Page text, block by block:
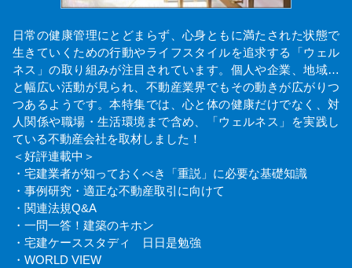
日常の健康管理にとどまらず、心身ともに満たされた状態で
生きていくための行動やライフスタイルを追求する「ウェル
ネス」の取り組みが注目されています。個人や企業、地域…
と幅広い活動が見られ、不動産業界でもその動きが広がりつ
つあるようです。本特集では、心と体の健康だけでなく、対
人関係や職場・生活環境まで含め、「ウェルネス」を実践し
ている不動産会社を取材しました！
＜好評連載中＞
・宅建業者が知っておくべき「重説」に必要な基礎知識
・事例研究・適正な不動産取引に向けて
・関連法規Q&A
・一問一答！建築のキホン
・宅建ケーススタディ 日日是勉強
・WORLD VIEW